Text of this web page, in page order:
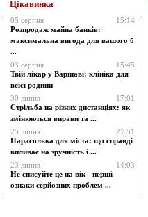
Цікавинка
05 серпня
15:14
Розпродаж майна банків:
максимальна вигода для вашого б
...
03 серпня
15:45
Твій лікар у Варшаві: клініка для
всієї родини
30 липня
17:01
Стрільба на різних дистанціях: як
змінюються вправи та ...
25 липня
21:51
Парасолька для міста: що справді
впливає на зручність і ...
23 липня
14:03
Не списуйте це на вік - перші
ознаки серйозних проблем ...